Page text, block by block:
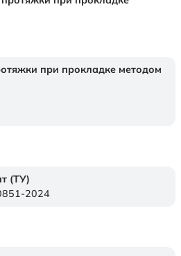
при прокладке методом
(ТУ)
2024